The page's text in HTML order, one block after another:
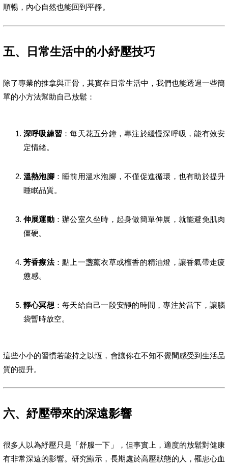
順暢，內心自然也能回到平靜。
五、日常生活中的小紓壓技巧
除了專業的推拿與正骨，其實在日常生活中，我們也能透過一些簡
單的小方法幫助自己放鬆：
深呼吸練習 ：每天花五分鐘，專注於緩慢深呼吸，能有效安
定情緒。
溫熱泡腳：睡前用溫水泡腳，不僅促進循環，也有助於提升
睡眠品質。
伸展運動：辦公室久坐時，起身做簡單伸展，就能避免肌肉
僵硬。
芳香療法：點上一盞薰衣草或檀香的精油燈，讓香氣帶走疲
憊感。
靜心冥想 ：每天給自己一段安靜的時間，專注於當下，讓腦
袋暫時放空。
這些小小的習慣若能持之以恆，會讓你在不知不覺間感受到生活品
質的提升。
六、紓壓帶來的深遠影響
很多人以為紓壓只是「舒服一下」，但事實上，適度的放鬆對健康
有非常深遠的影響。研究顯示，長期處於高壓狀態的人，罹患心血